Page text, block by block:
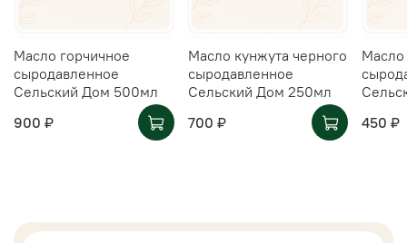
Масло горчичное
сыродавленное
Сельский Дом 500мл
900 ₽
Масло кунжута черного
сыродавленное
Сельский Дом 250мл
700 ₽
Масло
450 ₽